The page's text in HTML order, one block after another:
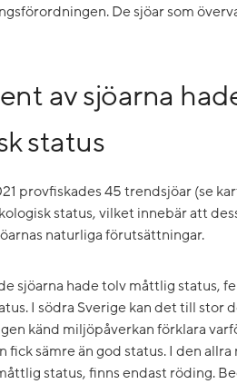
De sjöar som
av sjöarna
status
provfiskades 45 trendsjöar (se
status, vilket innebär att
naturliga förutsättningar.
sjöarna hade tolv måttlig status,
I södra Sverige kan det till stor
känd miljöpåverkan förklara
sämre än god status. I den
status, finns endast röding.